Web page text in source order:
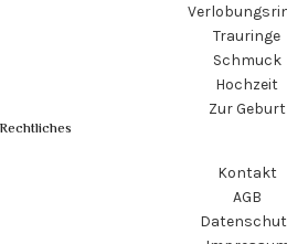
Trauringe
Schmuck
Hochzeit
Zur Geburt
Rechtliches
Kontakt
AGB